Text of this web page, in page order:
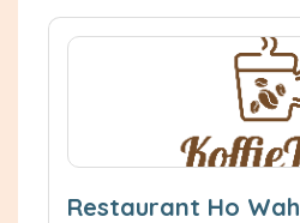
Restaurant Ho Wah